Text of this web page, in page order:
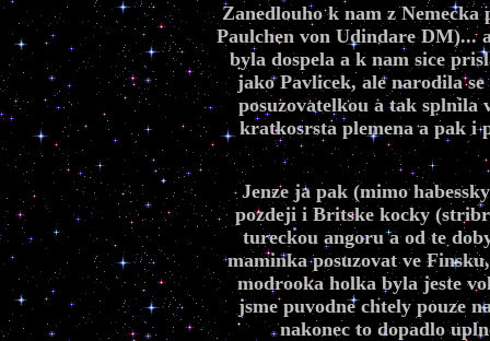
Zanedlouho k nam z
Paulchen von Udindare DM)...
byla dospela a k nam sice
jako Pavlicek, ale narodila
posuzovatelkou a tak splnila
kratkosrsta plemena a pak i
Jenze ja pak (mimo
pozdeji i Britske kocky
tureckou angoru a od te
maminka posuzovat ve
modrooka holka byla jeste
jsme puvodne chtely pouze
nakonec to dopadlo